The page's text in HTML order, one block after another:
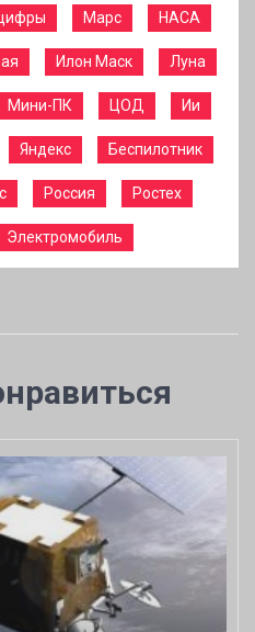
Марс НАСА
Илон Маск Луна
Мини-ПК ЦОД Ии
Яндекс Беспилотник
Россия Ростех
Электромобиль